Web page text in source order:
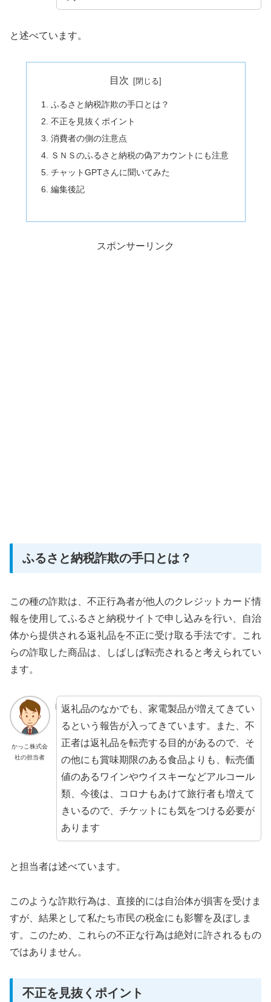
と述べています。
目次
ふるさと納税詐欺の手口とは？
不正を見抜くポイント
消費者の側の注意点
ＳＮＳのふるさと納税の偽アカウントにも注意
チャットGPTさんに聞いてみた
編集後記
スポンサーリンク
ふるさと納税詐欺の手口とは？
この種の詐欺は、不正行為者が他人のクレジットカード情
報を使用してふるさと納税サイトで申し込みを行い、自治
体から提供される返礼品を不正に受け取る手法です。これ
らの詐取した商品は、しばしば転売されると考えられてい
ます。
かっこ株式会
社の担当者
返礼品のなかでも、家電製品が増えてきてい
るという報告が入ってきています。また、不
正者は返礼品を転売する目的があるので、そ
の他にも賞味期限のある食品よりも、転売価
値のあるワインやウイスキーなどアルコール
類、今後は、コロナもあけて旅行者も増えて
きいるので、チケットにも気をつける必要が
あります
と担当者は述べています。
このような詐欺行為は、直接的には自治体が損害を受けま
すが、結果として私たち市民の税金にも影響を及ぼしま
す。このため、これらの不正な行為は絶対に許されるもの
ではありません。
不正を見抜くポイント